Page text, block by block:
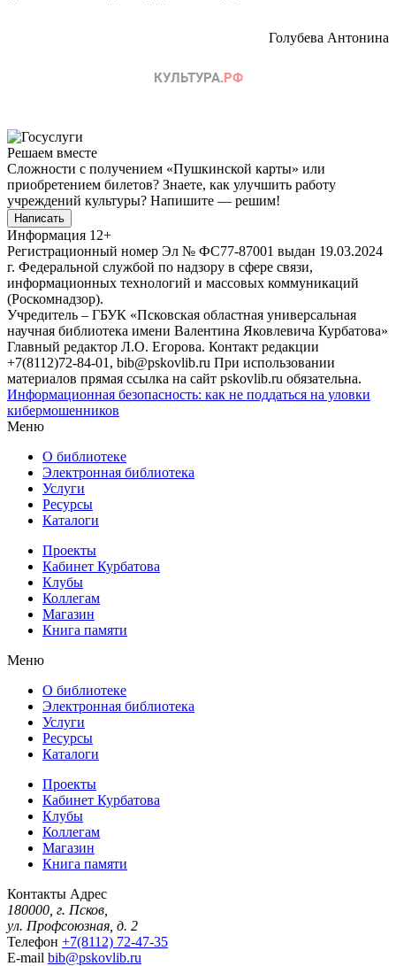
Голубева Антонина
Решаем вместе
Сложности с получением «Пушкинской карты» или
приобретением билетов? Знаете, как улучшить работу
учреждений культуры? Напишите — решим!
Написать
Информация 12+
Регистрационный номер Эл № ФС77-87001 выдан 19.03.2024
г. Федеральной службой по надзору в сфере связи,
информационных технологий и массовых коммуникаций
(Роскомнадзор).
Учредитель – ГБУК «Псковская областная универсальная
научная библиотека имени Валентина Яковлевича Курбатова»
Главный редактор Л.О. Егорова. Контакт редакции
+7(8112)72-84-01, bib@pskovlib.ru При использовании
материалов прямая ссылка на сайт pskovlib.ru обязательна.
Информационная безопасность: как не поддаться на уловки
кибермошенников
Меню
О библиотеке
Электронная библиотека
Услуги
Ресурсы
Каталоги
Проекты
Кабинет Курбатова
Клубы
Коллегам
Магазин
Книга памяти
Меню
О библиотеке
Электронная библиотека
Услуги
Ресурсы
Каталоги
Проекты
Кабинет Курбатова
Клубы
Коллегам
Магазин
Книга памяти
Контакты Адрес
180000, г. Псков,
ул. Профсоюзная, д. 2
Телефон +7(8112) 72-47-35
E-mail bib@pskovlib.ru